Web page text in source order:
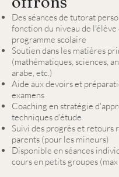
Des séances de tutorat
fonction du niveau de l'élève
programme scolaire
Soutien dans les matières
(mathématiques, sciences,
arabe, etc.)
Aide aux devoirs et
examens
Coaching en stratégie
techniques d'étude
Suivi des progrès et retours
parents (pour les mineurs)
Disponible en séances
cours en petits groupes